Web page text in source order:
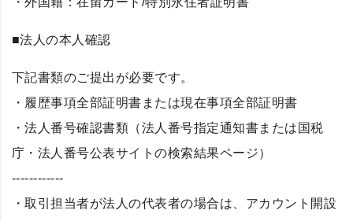
■法人の本人確認
下記書類のご提出が必要です。
・履歴事項全部証明書または現在事項全部証明書
・法人番号確認書類（法人番号指定通知書または国税
庁・法人番号公表サイトの検索結果ページ）
------------
・取引担当者が法人の代表者の場合は、アカウント開設